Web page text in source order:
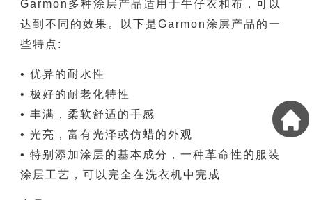
Garmon多种涂层产品适用于牛仔衣和布，可以
达到不同的效果。以下是Garmon涂层产品的一
些特点:
• 优异的耐水性
• 极好的耐老化特性
• 丰满，柔软舒适的手感
• 光亮，富有光泽或仿蜡的外观
• 特别添加涂层的基本成分，一种革命性的服装
涂层工艺，可以完全在洗衣机中完成